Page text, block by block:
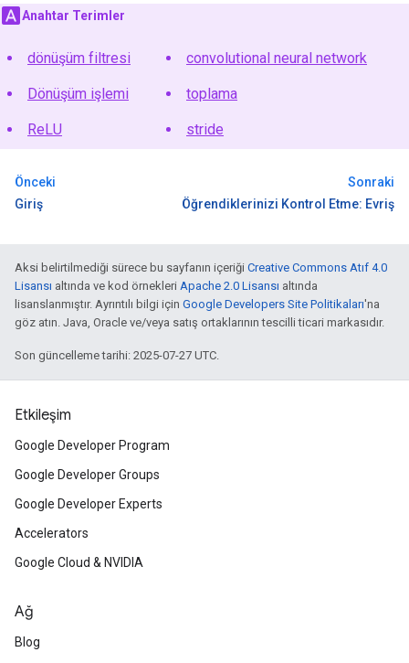
Anahtar Terimler
dönüşüm filtresi convolutional neural network
Dönüşüm işlemi toplama
ReLU stride
Önceki
Giriş
Sonraki
Öğrendiklerinizi Kontrol Etme: Evriş
Aksi belirtilmediği sürece bu sayfanın içeriği Creative Commons Atıf 4.0
Lisansı altında ve kod örnekleri Apache 2.0 Lisansı altında
lisanslanmıştır. Ayrıntılı bilgi için Google Developers Site Politikaları'na
göz atın. Java, Oracle ve/veya satış ortaklarının tescilli ticari markasıdır.
Son güncelleme tarihi: 2025-07-27 UTC.
Etkileşim
Google Developer Program
Google Developer Groups
Google Developer Experts
Accelerators
Google Cloud & NVIDIA
Ağ
Blog